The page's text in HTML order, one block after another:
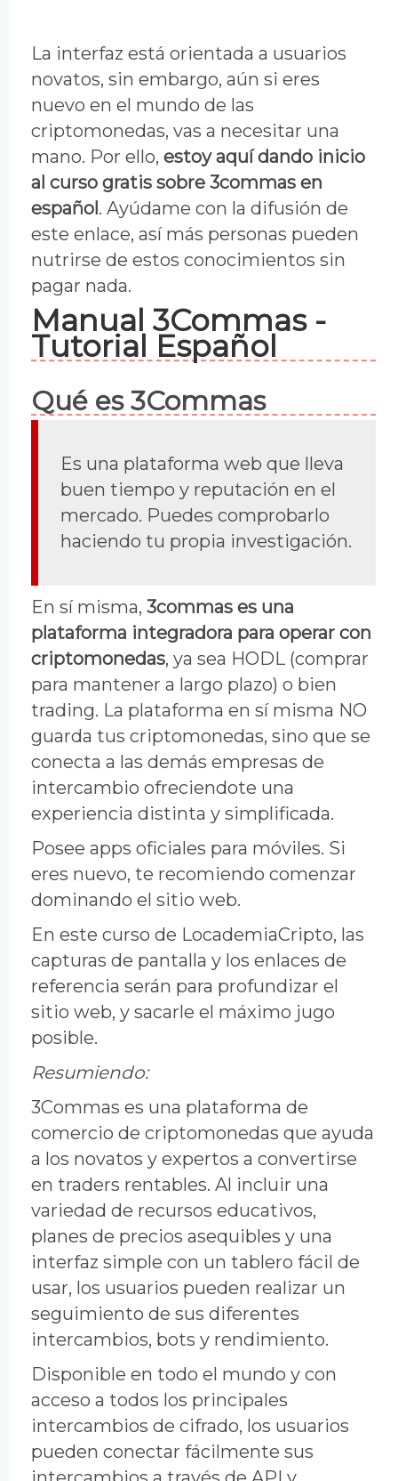
La interfaz está orientada a usuarios
novatos, sin embargo, aún si eres
nuevo en el mundo de las
criptomonedas, vas a necesitar una
mano. Por ello, estoy aquí dando inicio
al curso gratis sobre 3commas en
español. Ayúdame con la difusión de
este enlace, así más personas pueden
nutrirse de estos conocimientos sin
pagar nada.
Manual 3Commas -
Tutorial Español
Qué es 3Commas
Es una plataforma web que lleva
buen tiempo y reputación en el
mercado. Puedes comprobarlo
haciendo tu propia investigación.
En sí misma, 3commas es una
plataforma integradora para operar con
criptomonedas, ya sea HODL (comprar
para mantener a largo plazo) o bien
trading. La plataforma en sí misma NO
guarda tus criptomonedas, sino que se
conecta a las demás empresas de
intercambio ofreciendote una
experiencia distinta y simplificada.
Posee apps oficiales para móviles. Si
eres nuevo, te recomiendo comenzar
dominando el sitio web.
En este curso de LocademiaCripto, las
capturas de pantalla y los enlaces de
referencia serán para profundizar el
sitio web, y sacarle el máximo jugo
posible.
Resumiendo:
3Commas es una plataforma de
comercio de criptomonedas que ayuda
a los novatos y expertos a convertirse
en traders rentables. Al incluir una
variedad de recursos educativos,
planes de precios asequibles y una
interfaz simple con un tablero fácil de
usar, los usuarios pueden realizar un
seguimiento de sus diferentes
intercambios, bots y rendimiento.
Disponible en todo el mundo y con
acceso a todos los principales
intercambios de cifrado, los usuarios
pueden conectar fácilmente sus